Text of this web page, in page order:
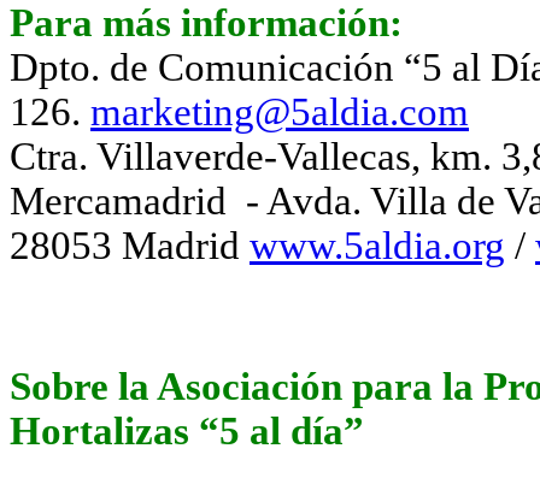
Para más información:
Dpto. de Comunicación “5 al
126. marketing@5aldia.com
Ctra. Villaverde-Vallecas, km.
Mercamadrid - Avda. Villa de
28053 Madrid www.5aldia.org /
Sobre la Asociación para la
Hortalizas “5 al día”